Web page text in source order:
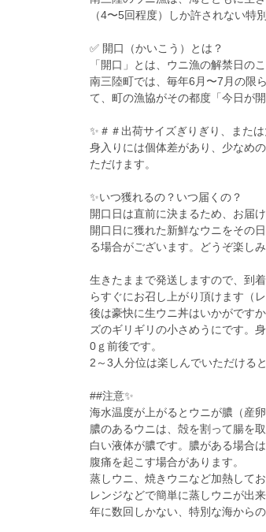
（4〜5回程度）しか許されない特
✅ 開口（かいこう）とは？
「開口」とは、ウニ漁の解禁日のこ
南三陸町では、毎年6月〜7月の限
て、町の漁協がその都度「今日が
✨＃＃出荷サイズぎりぎり、また
身入りには個体差があり、少なめ
ただけます。
✨いつ獲れるの？いつ届くの？
開口日は直前に決まるため、お届
開口日に獲れた新鮮なウニをその
る場合がございます。どうぞ楽し
生きたままで発送しますので、到
らすぐにお召し上がり頂けます（
後は豪快に生ウニ丼はいかがです
ズのギリギリの小さめうにです。
0ｇ前後です。
2～3人分位は楽しんでいただけると
##注意✨
海水温度が上がるとウニが膿（産
膿のあるウニは、殻を割って腸を
白い液体が膿です。膿がある場合
腹痛を起こす場合があります。
蒸しウニ、焼きウニなど加熱して
レンジなどで簡単に蒸しウニが出来
年に数回しかない、特別な海から